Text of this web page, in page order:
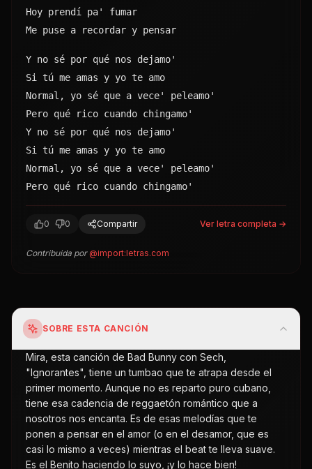
Hoy prendí pa' fumar
Me puse a recordar y pensar
Y no sé por qué nos dejamo'
Si tú me amas y yo te amo
Normal, yo sé que a vece' peleamo'
Pero qué rico cuando chingamo'
Y no sé por qué nos dejamo'
Si tú me amas y yo te amo
Normal, yo sé que a vece' peleamo'
Pero qué rico cuando chingamo'
0 0 Compartir Ver letra completa →
Contribuida por @import:letras.com
SOBRE ESTA CANCIÓN
Mira, esta canción de Bad Bunny con Sech,
"Ignorantes", tiene un tumbao que te atrapa desde el
primer momento. Aunque no es reparto puro cubano,
tiene esa cadencia de reggaetón romántico que a
nosotros nos encanta. Es de esas melodías que te
ponen a pensar en el amor (o en el desamor, que es
casi lo mismo a veces) mientras el beat te lleva suave.
Es el Benito haciendo lo suyo, ¡y lo hace bien!